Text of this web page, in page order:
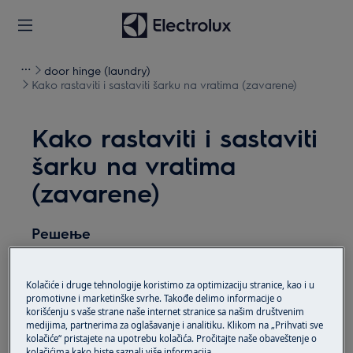
door hinge (laundry)
Kako rastaviti i sastaviti šarku na vratima (zavarene)
Kako rastaviti i sastaviti
šarku na vratima
(zavarene)
Решење
uređaj i odspojite mrežni utikač izutičnice.
Uvijek pazite kada premještate uređaje, za teške
uređaje potrebno je da ih premjeste dvije osobe.
Kolačiće i druge tehnologije koristimo za optimizaciju stranice, kao i u
promotivne i marketinške svrhe. Takođe delimo informacije o
korišćenju s vaše strane naše internet stranice sa našim društvenim
medijima, partnerima za oglašavanje i analitiku. Klikom na „Prihvati sve
kolačiće“ pristajete na upotrebu kolačića. Pročitajte naše obaveštenje o